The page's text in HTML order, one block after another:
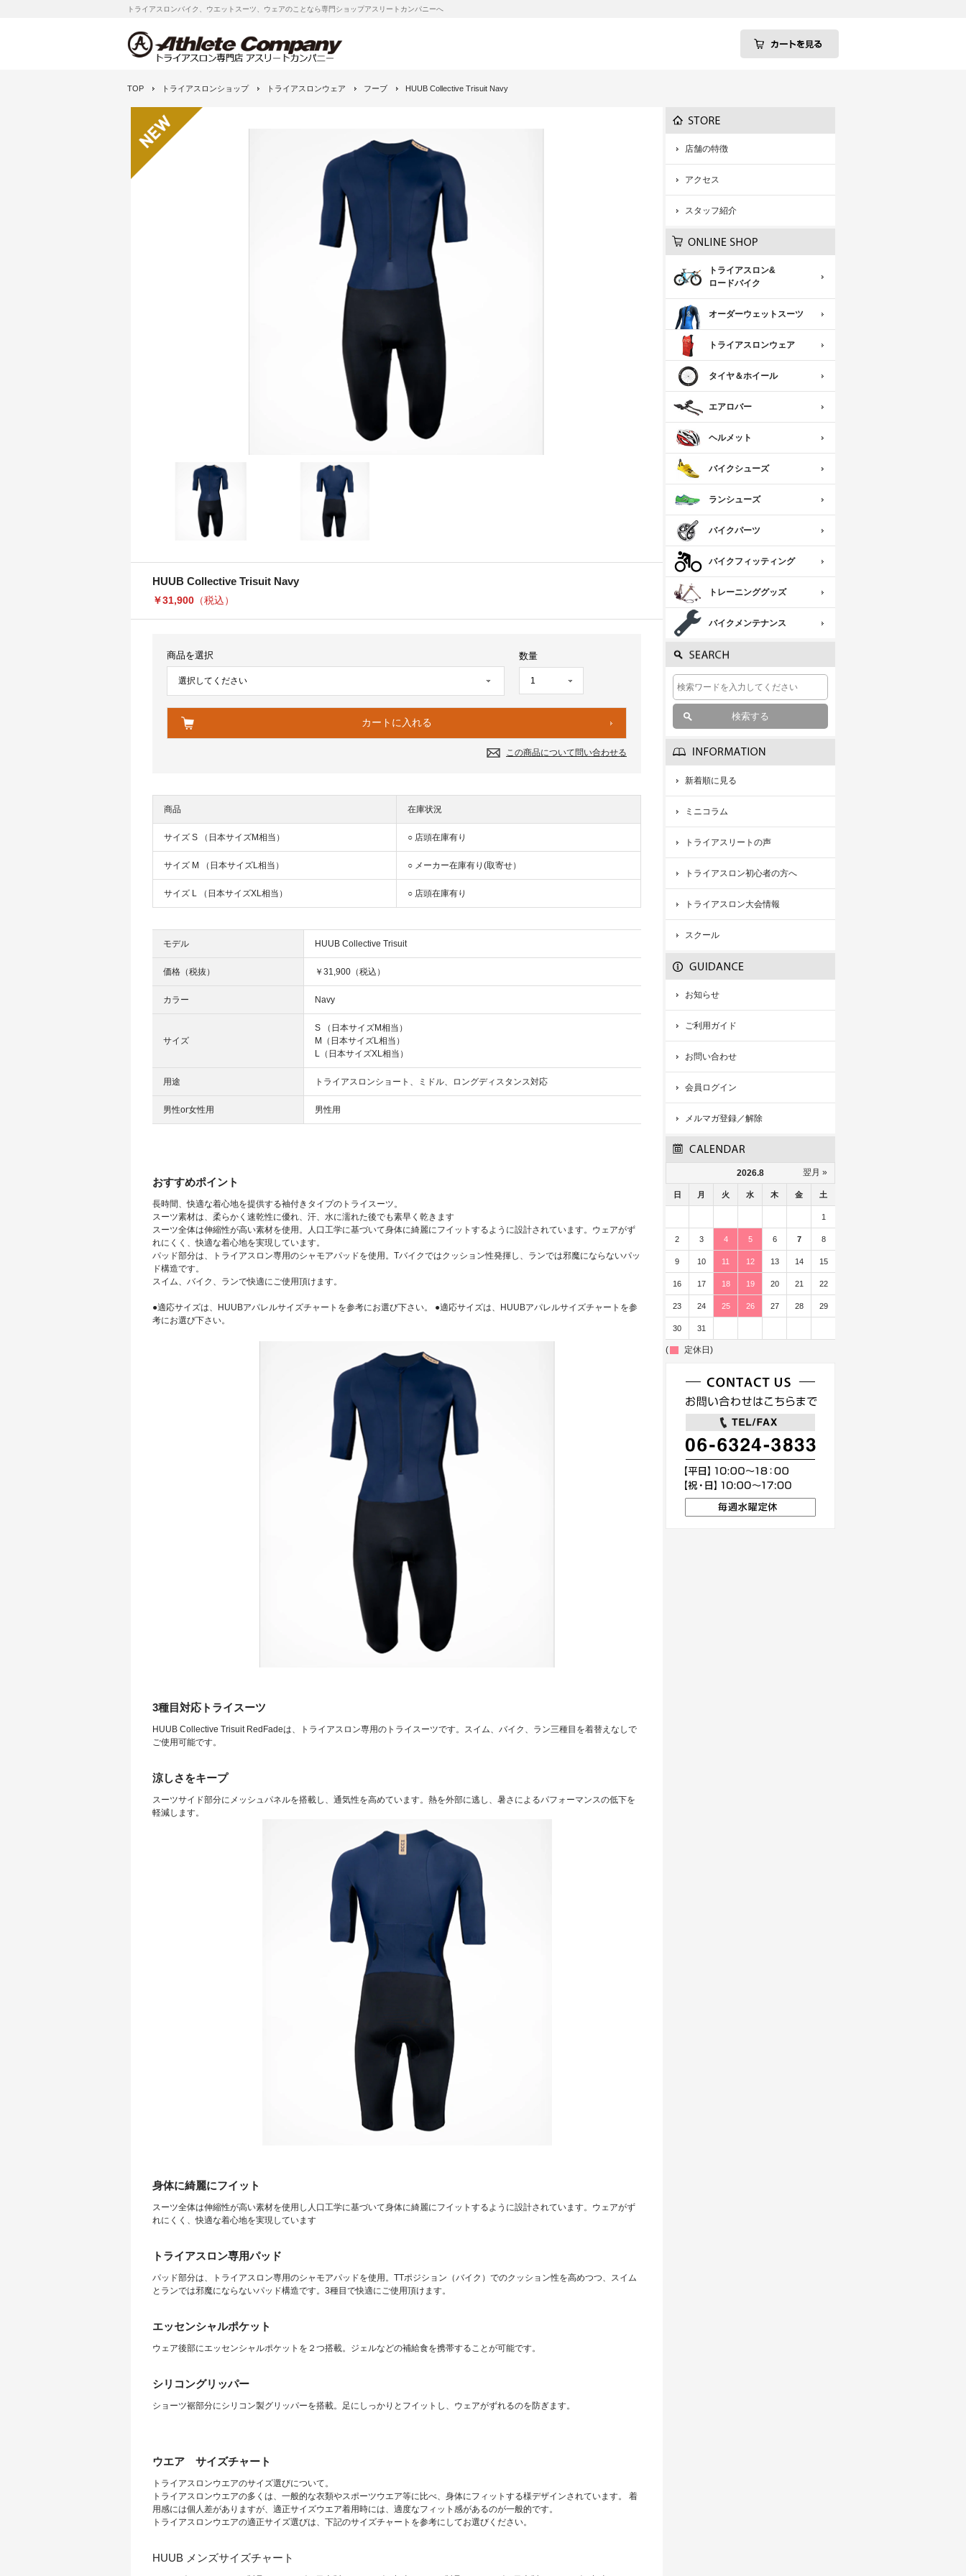
トライアスロンバイク、ウエットスーツ、ウェアのことなら専門ショップアスリートカンパニーへ
TOP トライアスロンショップ トライアスロンウェア フーブ HUUB Collective Trisuit Navy
HUUB Collective Trisuit Navy
￥31,900 （税込）
商品を選択 数量
この商品について問い合わせる
商品 在庫状況
サイズ S （日本サイズM相当） ○ 店頭在庫有り
サイズ M （日本サイズL相当） ○ メーカー在庫有り(取寄せ）
サイズ L （日本サイズXL相当） ○ 店頭在庫有り
モデル HUUB Collective Trisuit
価格（税抜） ￥31,900（税込）
カラー Navy
サイズ
S （日本サイズM相当）
M（日本サイズL相当）
L（日本サイズXL相当）
用途 トライアスロンショート、ミドル、ロングディスタンス対応
男性or女性用 男性用
おすすめポイント
長時間、快適な着心地を提供する袖付きタイプのトライスーツ。
スーツ素材は、柔らかく速乾性に優れ、汗、水に濡れた後でも素早く乾きます
スーツ全体は伸縮性が高い素材を使用。人口工学に基づいて身体に綺麗にフイットするように設計されています。ウェアがず
れにくく、快適な着心地を実現しています。
パッド部分は、トライアスロン専用のシャモアパッドを使用。Tバイクではクッション性発揮し、ランでは邪魔にならないパッ
ド構造です。
スイム、バイク、ランで快適にご使用頂けます。
●適応サイズは、HUUBアパレルサイズチャートを参考にお選び下さい。 ●適応サイズは、HUUBアパレルサイズチャートを参
考にお選び下さい。
3種目対応トライスーツ
HUUB Collective Trisuit RedFadeは、トライアスロン専用のトライスーツです。スイム、バイク、ラン三種目を着替えなしで
ご使用可能です。
涼しさをキープ
スーツサイド部分にメッシュパネルを搭載し、通気性を高めています。熱を外部に逃し、暑さによるパフォーマンスの低下を
軽減します。
身体に綺麗にフイット
スーツ全体は伸縮性が高い素材を使用し人口工学に基づいて身体に綺麗にフイットするように設計されています。ウェアがず
れにくく、快適な着心地を実現しています
トライアスロン専用パッド
パッド部分は、トライアスロン専用のシャモアパッドを使用。TTポジション（バイク）でのクッション性を高めつつ、スイム
とランでは邪魔にならないパッド構造です。3種目で快適にご使用頂けます。
エッセンシャルポケット
ウェア後部にエッセンシャルポケットを２つ搭載。ジェルなどの補給食を携帯することが可能です。
シリコングリッパー
ショーツ裾部分にシリコン製グリッパーを搭載。足にしっかりとフイットし、ウェアがずれるのを防ぎます。
ウエア サイズチャート
トライアスロンウエアのサイズ選びについて。
トライアスロンウエアの多くは、一般的な衣類やスポーツウエア等に比べ、身体にフィットする様デザインされています。 着
用感には個人差がありますが、適正サイズウエア着用時には、適度なフィット感があるのが一般的です。
トライアスロンウエアの適正サイズ選びは、下記のサイズチャートを参考にしてお選びください。
HUUB メンズサイズチャート
店舗の特徴
アクセス
スタッフ紹介
トライアスロン&
ロードバイク
オーダーウェットスーツ
トライアスロンウェア
タイヤ＆ホイール
エアロバー
ヘルメット
バイクシューズ
ランシューズ
バイクパーツ
バイクフィッティング
トレーニンググッズ
バイクメンテナンス
新着順に見る
ミニコラム
トライアスリートの声
トライアスロン初心者の方へ
トライアスロン大会情報
スクール
お知らせ
ご利用ガイド
お問い合わせ
会員ログイン
メルマガ登録／解除
2026.8 翌月 »
日 月 火 水 木 金 土
1
2 3 4 5 6 7 8
9 10 11 12 13 14 15
16 17 18 19 20 21 22
23 24 25 26 27 28 29
30 31
( 定休日)